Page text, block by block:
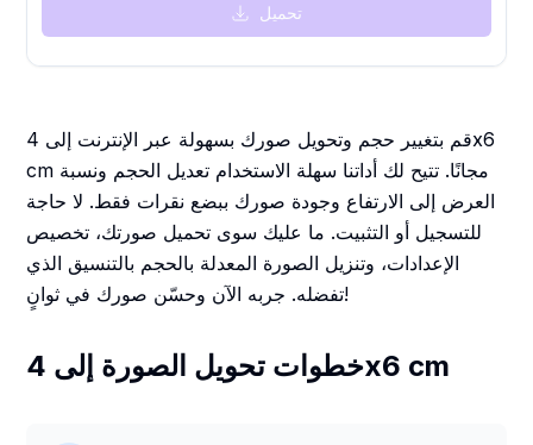
تحميل
قم بتغيير حجم وتحويل صورك بسهولة عبر الإنترنت إلى 4x6
cm مجانًا. تتيح لك أداتنا سهلة الاستخدام تعديل الحجم ونسبة
العرض إلى الارتفاع وجودة صورك ببضع نقرات فقط. لا حاجة
للتسجيل أو التثبيت. ما عليك سوى تحميل صورتك، تخصيص
الإعدادات، وتنزيل الصورة المعدلة بالحجم بالتنسيق الذي
تفضله. جربه الآن وحسّن صورك في ثوانٍ!
خطوات تحويل الصورة إلى 4x6 cm